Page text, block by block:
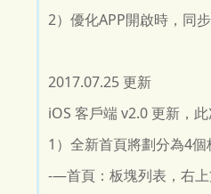
2）優化APP開啟時，同
2017.07.25 更新
iOS 客戶端 v2.0 更新，
1）全新首頁將劃分為4
-—首頁：板塊列表，右